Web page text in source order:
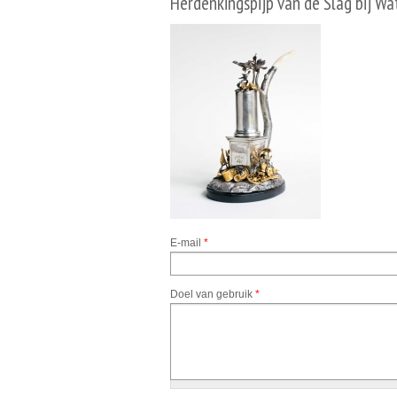
E-mail *
Doel van gebruik *